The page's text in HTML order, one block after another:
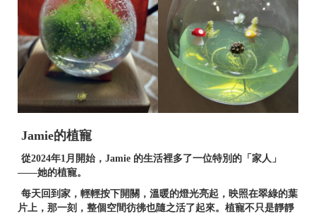
Jamie的植寵
從2024年1月 開始，Jamie 的生活裡多了一位特別的「家人」
——她的植寵。
每天回到家，輕輕按下開關，溫暖的燈光亮起，映照在翠綠的葉
片上，那一刻，整個空間彷彿也隨之活了起來。植寵不只是靜靜